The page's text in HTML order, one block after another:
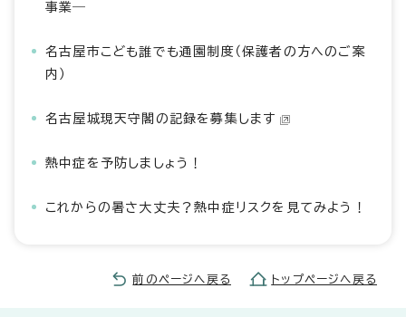
事業―
名古屋市こども誰でも通園制度（保護者の方へのご案
内）
名古屋城現天守閣の記録を募集します
熱中症を予防しましょう！
これからの暑さ大丈夫？熱中症リスクを見てみよう！
前のページへ戻る トップページへ戻る